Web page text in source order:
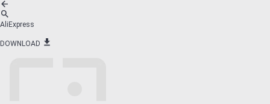
AliExpress
DOWNLOAD